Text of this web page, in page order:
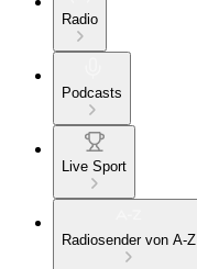
Radio
Podcasts
Live Sport
Radiosender von A-Z